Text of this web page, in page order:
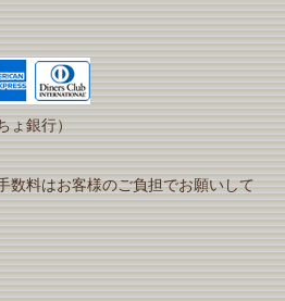
ょ銀行）
数料はお客様のご負担でお願いして